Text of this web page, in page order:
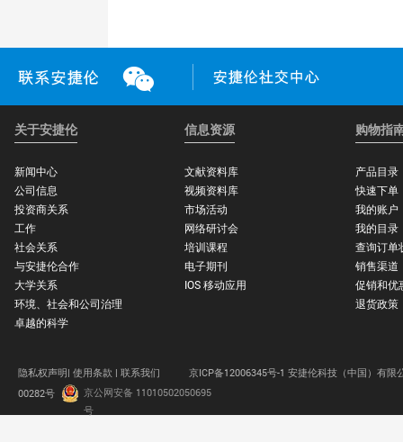
关于安捷伦
新闻中心
公司信息
投资商关系
工作
社会关系
与安捷伦合作
大学关系
环境、社会和公司治理
卓越的科学
信息资源
文献资料库
视频资料库
市场活动
网络研讨会
培训课程
电子期刊
IOS 移动应用
购物指
产品目录
快速下单
我的账户
我的目录
查询订单
销售渠道
促销和优
退货政策
隐私权声明| 使用条款 | 联系我们
京ICP备12006345号-1 安捷伦科技（中国）有限
00282号
京公网安备 11010502050695
号